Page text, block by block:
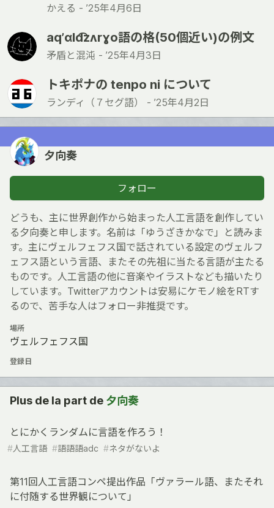
かえる - ’25年4月6日
aqʼɑld͡zʌrɣo語の格(50個近い)の例文
矛盾と混沌 - ’25年4月3日
トキポナの tenpo ni について
ランディ（７セグ語） - ’25年4月2日
夕向奏
フォロー
どうも、主に世界創作から始まった人工言語を創作してい
る夕向奏と申します。名前は「ゆうざきかなで」と読みま
す。主にヴェルフェフス国で話されている設定のヴェルフ
ェフス語という言語、またその先祖に当たる言語が主たる
ものです。人工言語の他に音楽やイラストなども描いたり
しています。Twitterアカウントは安易にケモノ絵をRTす
るので、苦手な人はフォロー非推奨です。
場所
ヴェルフェフス国
登録日
Plus de la part de 夕向奏
とにかくランダムに言語を作ろう！
#人工言語 #語語語adc #ネタがないよ
第11回人工言語コンペ提出作品「ヴァラール語、またそれ
に付随する世界観について」